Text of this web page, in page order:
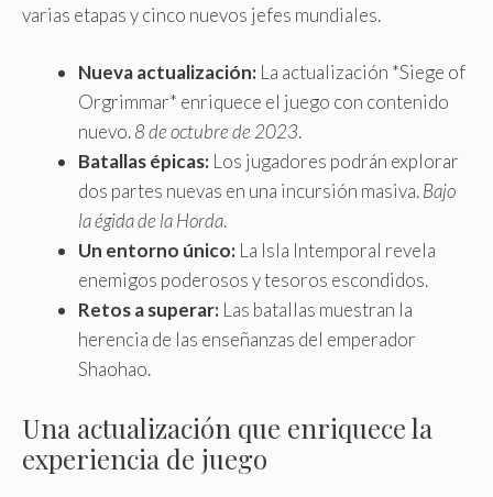
varias etapas y cinco nuevos jefes mundiales.
Nueva actualización: La actualización *Siege of
Orgrimmar* enriquece el juego con contenido
nuevo.8 de octubre de 2023.
Batallas épicas: Los jugadores podrán explorar
dos partes nuevas en una incursión masiva.Bajo
la égida de la Horda.
Un entorno único: La Isla Intemporal revela
enemigos poderosos y tesoros escondidos.
Retos a superar: Las batallas muestran la
herencia de las enseñanzas del emperador
Shaohao.
Una actualización que enriquece la
experiencia de juego